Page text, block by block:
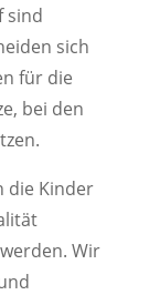
sind
sich
für die
bei den
die Kinder
Wir